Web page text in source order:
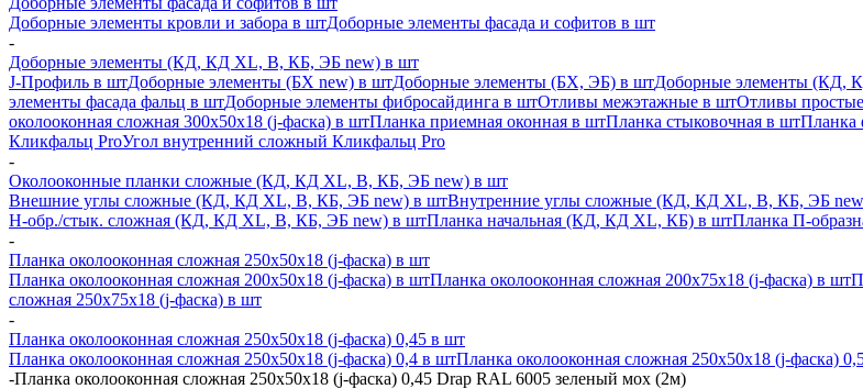
Доборные элементы кровли и забора в штДоборные элементы фасада и софитов в шт
-
Доборные элементы (КД, КД XL, В, КБ, ЭБ new) в шт
J-Профиль в штДоборные элементы (БХ new) в штДоборные элементы (БХ, ЭБ) в штДоборные элементы (КД,
элементы фасада фальц в штДоборные элементы фибросайдинга в штОтливы межэтажные в штОтливы
околооконная сложная 300х50х18 (j-фаска) в штПланка приемная оконная в штПланка стыковочная в штПланка
Кликфальц ProУгол внутренний сложный Кликфальц Pro
-
Околооконные планки сложные (КД, КД XL, В, КБ, ЭБ new) в шт
Внешние углы сложные (КД, КД XL, В, КБ, ЭБ new) в штВнутренние углы сложные (КД, КД XL, В, КБ, ЭБ
H-обр./стык. сложная (КД, КД XL, В, КБ, ЭБ new) в штПланка начальная (КД, КД XL, КБ) в штПланка П-
-
Планка околооконная сложная 250х50х18 (j-фаска) в шт
Планка околооконная сложная 200х50х18 (j-фаска) в штПланка околооконная сложная 200х75х18 (j-фаска) в шт
сложная 250х75х18 (j-фаска) в шт
-
Планка околооконная сложная 250х50х18 (j-фаска) 0,45 в шт
Планка околооконная сложная 250х50х18 (j-фаска) 0,4 в штПланка околооконная сложная 250х50х18 (j-фаска)
-Планка околооконная сложная 250х50х18 (j-фаска) 0,45 Drap RAL 6005 зеленый мох (2м)